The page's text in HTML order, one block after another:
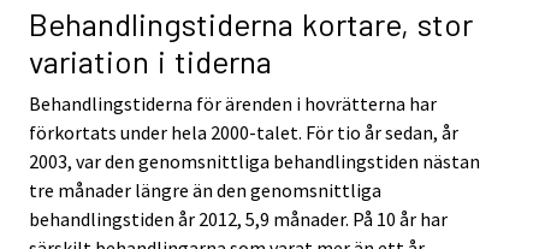
Behandlingstiderna kortare, stor
variation i tiderna
Behandlingstiderna för ärenden i hovrätterna har
förkortats under hela 2000-talet. För tio år sedan, år
2003, var den genomsnittliga behandlingstiden nästan
tre månader längre än den genomsnittliga
behandlingstiden år 2012, 5,9 månader. På 10 år har